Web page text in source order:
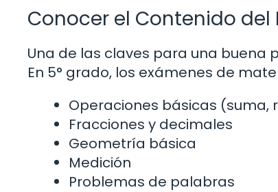
Conocer el Contenido del
Una de las claves para una buena
En 5° grado, los exámenes de
Operaciones básicas (suma,
Fracciones y decimales
Geometría básica
Medición
Problemas de palabras